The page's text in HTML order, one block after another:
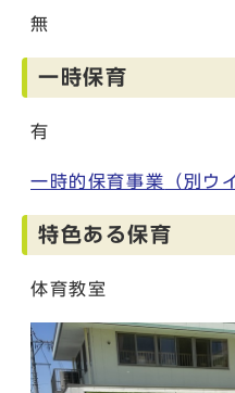
無
一時保育
有
一時的保育事業 （別ウ
特色ある保育
体育教室